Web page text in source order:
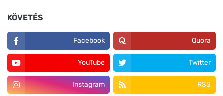
KÖVETÉS
Facebook Quora
YouTube Twitter
Instagram RSS